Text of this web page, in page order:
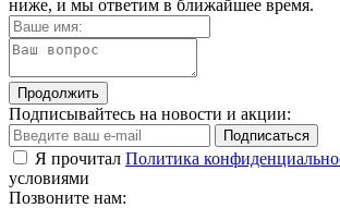
ниже, и мы ответим в ближайшее время.
Продолжить
Подписывайтесь на новости и акции:
Подписаться
Я прочитал Политика
условиями
Позвоните нам: